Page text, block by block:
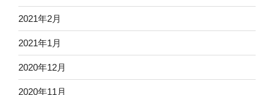
2021年2月
2021年1月
2020年12月
2020年11月